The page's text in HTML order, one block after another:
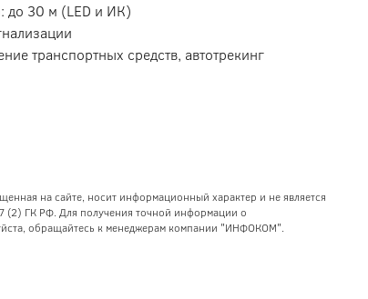
до 30 м (LED и ИК)
транспортных средств, автотрекинг
на сайте, носит информационный характер и не является
(2) ГК РФ. Для получения точной информации о
обращайтесь к менеджерам компании "ИНФОКОМ".